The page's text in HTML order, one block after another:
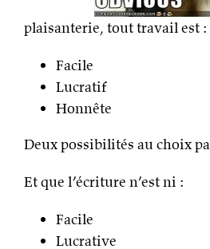
plaisanterie, tout travail est :
Facile
Lucratif
Honnête
Deux possibilités au choix
Et que l’écriture n’est ni :
Facile
Lucrative